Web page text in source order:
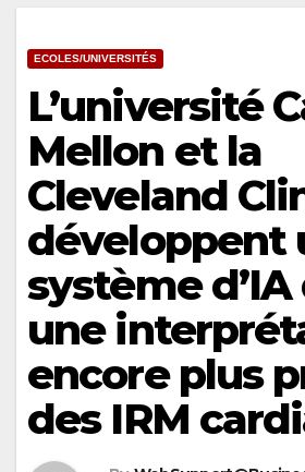
ECOLES/UNIVERSITÉS
L’université
Mellon et la
Cleveland
développent
système
une
encore plus
des IRM